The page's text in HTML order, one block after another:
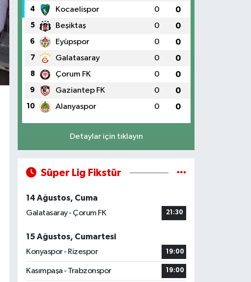
4 Kocaelispor 0 0
5 Beşiktaş 0 0
6 Eyüpspor 0 0
7 Galatasaray 0 0
8 Çorum FK 0 0
9 Gaziantep FK 0 0
10 Alanyaspor 0 0
Detaylar için tıklayın
Süper Lig Fikstür
14 Ağustos, Cuma
Galatasaray - Çorum FK
21:30
15 Ağustos, Cumartesi
Konyaspor - Rizespor
19:00
Kasımpaşa - Trabzonspor 19:00